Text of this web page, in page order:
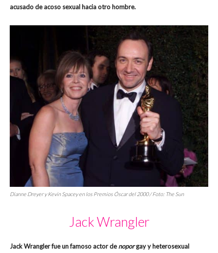
acusado de acoso sexual hacia otro hombre.
Dianne Dreyer y Kevin Spacey en los Premios Óscar del 2000 / Foto: The Sun
Jack Wrangler
Jack Wrangler fue un famoso actor denoporgay y heterosexual